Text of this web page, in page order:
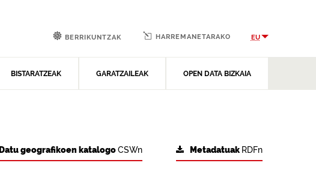
BISTARATZEAK GARATZAILEAK OPEN DATA BIZKAIA
BERRIKUNTZAK HARREMANETARAKO EU
Metadatuak RDFn
Datu geografikoen katalogoCSWn